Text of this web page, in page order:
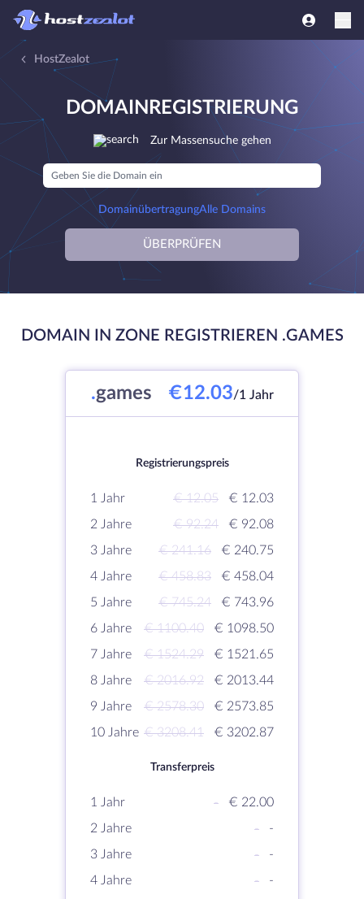
HostZealot
DOMAINREGISTRIERUNG
Zur Massensuche gehen
DomainübertragungAlle Domains
ÜBERPRÜFEN
DOMAIN IN ZONE REGISTRIEREN .GAMES
.games €12.03/1 Jahr
Registrierungspreis
1 Jahr € 12.05
€ 12.03
2 Jahre
€ 92.24
€ 92.08
3 Jahre
€ 241.16
€ 240.75
4 Jahre
€ 458.83
€ 458.04
5 Jahre
€ 745.24
€ 743.96
6 Jahre
€ 1100.40
€ 1098.50
7 Jahre
€ 1524.29
€ 1521.65
8 Jahre
€ 2016.92
€ 2013.44
9 Jahre
€ 2578.30
€ 2573.85
10 Jahre € 3208.41 € 3202.87
Transferpreis
1 Jahr -
€ 22.00
2 Jahre
-
-
3 Jahre
-
-
4 Jahre
-
-